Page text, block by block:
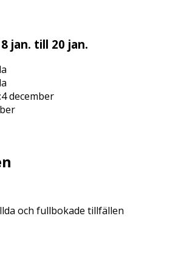
jan. till 20 jan.
:4 december
och fullbokade tillfällen